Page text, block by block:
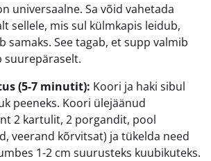
universaalne. Sa võid vahetada
sellele, mis sul külmkapis leidub,
samaks. See tagab, et supp valmib
suurepäraselt.
(5-7 minutit): Koori ja haki sibul
peeneks. Koori ülejäänud
2 kartulit, 2 porgandit, pool
veerand kõrvitsat) ja tükelda need
1-2 cm suurusteks kuubikuteks.